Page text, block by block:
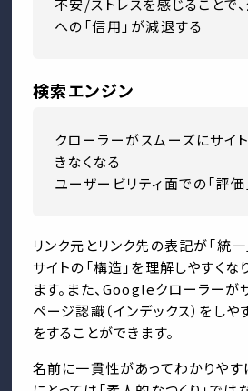
への「信用」が減退する
検索エンジン
クローラーがスムーズにサイ
きなくなる
ユーザービリティ面での「評
リンク元とリンク先の表記が「統
サイトの「構造」を理解しやすくな
ます。また、Googleクローラーが
ページ認識（インデックス）をしや
をすることができます。
名前に一貫性があってわかりやす